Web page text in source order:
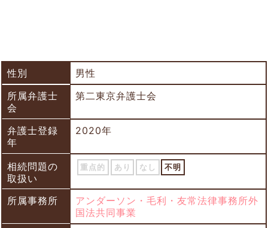
性別
男性
所属弁護士
会
第二東京弁護士会
弁護士登録
年
2020年
相続問題の
取扱い
重点的 あり なし 不明
所属事務所
アンダーソン・毛利・友常法律事務所外
国法共同事業